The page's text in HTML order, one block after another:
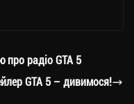
про радіо GTA 5
GTA 5 – дивимося!